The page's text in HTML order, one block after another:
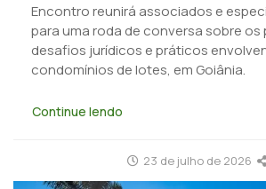
Encontro reunirá associados e
para uma roda de conversa sobre os
desafios jurídicos e práticos
condomínios de lotes, em Goiânia.
Continue lendo
23 de julho de 2026